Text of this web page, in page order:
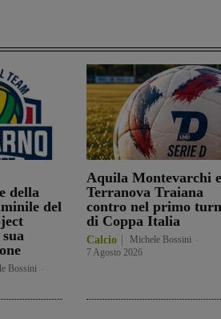
della
del
Bossini
Aquila Montevarchi e
Terranova Traiana
contro nel primo
di Coppa Italia
Calcio Michele Bossini
7 Agosto 2026